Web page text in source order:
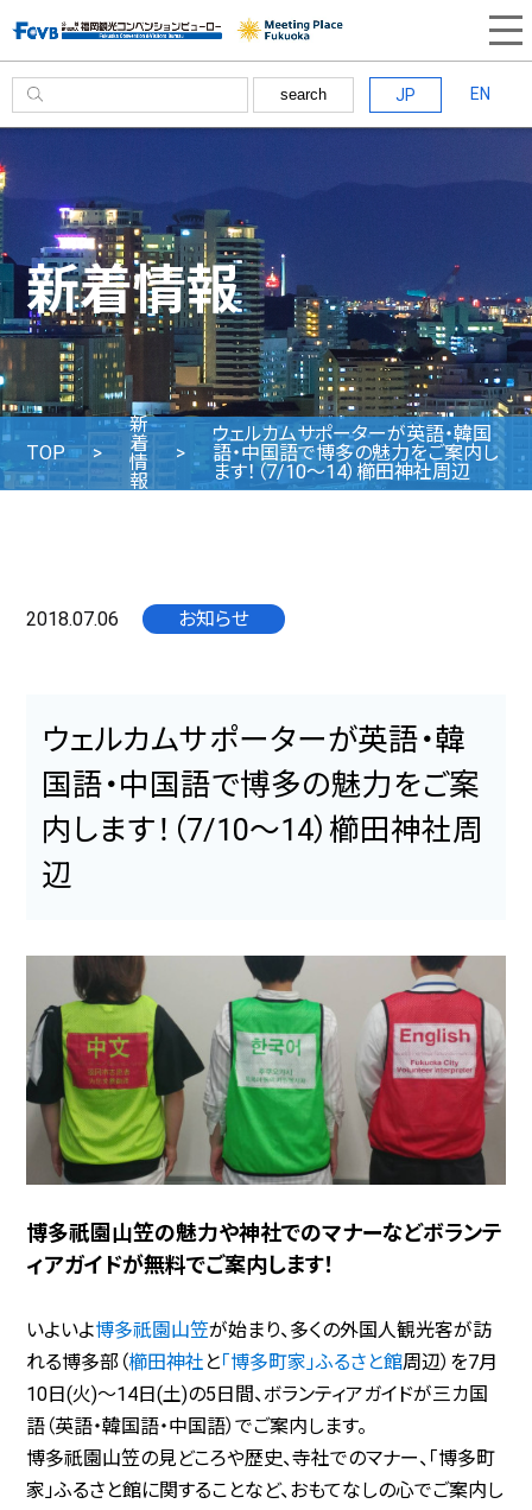
search JP EN
新着情報
TOP
新
着
情
報
ウェルカムサポーターが英語・韓国
語・中国語で博多の魅力をご案内し
ます！（7/10～14）櫛田神社周辺
2018.07.06 お知らせ
ウェルカムサポーターが英語・韓
国語・中国語で博多の魅力をご案
内します！（7/10～14）櫛田神社周
辺
博多祇園山笠の魅力や神社でのマナーなどボランテ
ィアガイドが無料でご案内します！
いよいよ博多祇園山笠が始まり、多くの外国人観光客が訪
れる博多部（櫛田神社 と「博多町家」ふるさと館周辺）を7月
10日(火)～14日(土)の5日間、ボランティアガイドが三カ国
語（英語・韓国語・中国語）でご案内します。
博多祇園山笠の見どころや歴史、寺社でのマナー、「博多町
家」ふるさと館に関することなど、おもてなしの心でご案内し